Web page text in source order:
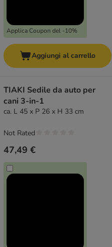
Applica Coupon del -10%
Aggiungi al carrello
TIAKI Sedile da auto per
cani 3-in-1
ca. L 45 x P 26 x H 33 cm
47,49 €
Not Rated